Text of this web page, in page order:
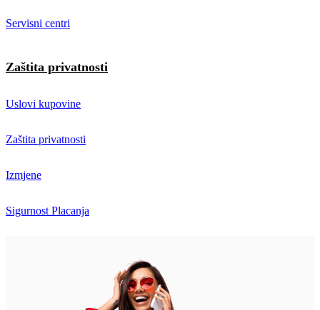
Servisni centri
Zaštita privatnosti
Uslovi kupovine
Zaštita privatnosti
Izmjene
Sigurnost Placanja